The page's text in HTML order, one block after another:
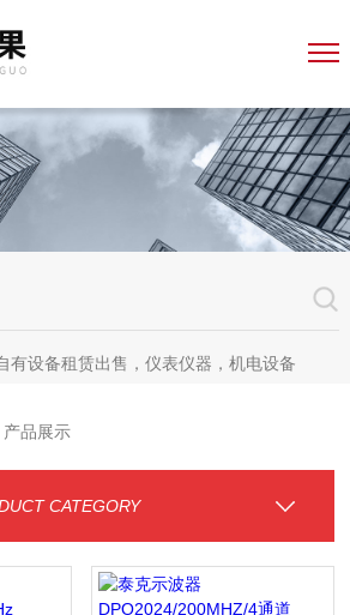
有设备租赁出售，仪表仪器，机电设备
产品展示
CATEGORY